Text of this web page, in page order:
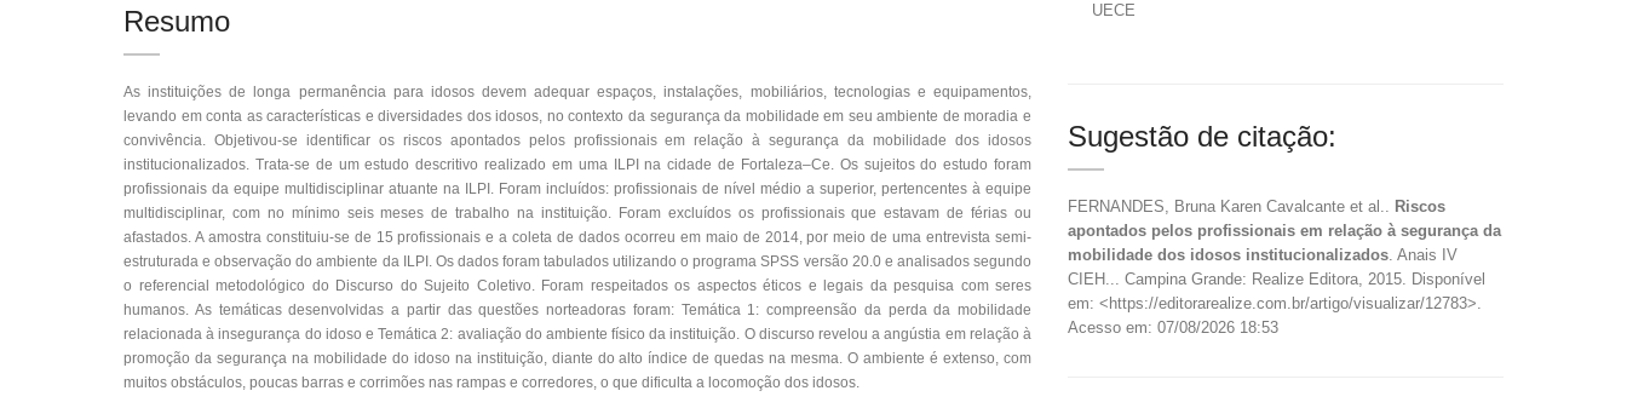
Resumo
As instituições de longa permanência para idosos devem adequar espaços, instalações, mobiliários, tecnologias e equipamentos,
levando em conta as características e diversidades dos idosos, no contexto da segurança da mobilidade em seu ambiente de moradia e
convivência. Objetivou-se identificar os riscos apontados pelos profissionais em relação à segurança da mobilidade dos idosos
institucionalizados. Trata-se de um estudo descritivo realizado em uma ILPI na cidade de Fortaleza–Ce. Os sujeitos do estudo foram
profissionais da equipe multidisciplinar atuante na ILPI. Foram incluídos: profissionais de nível médio a superior, pertencentes à equipe
multidisciplinar, com no mínimo seis meses de trabalho na instituição. Foram excluídos os profissionais que estavam de férias ou
afastados. A amostra constituiu-se de 15 profissionais e a coleta de dados ocorreu em maio de 2014, por meio de uma entrevista semi-
estruturada e observação do ambiente da ILPI. Os dados foram tabulados utilizando o programa SPSS versão 20.0 e analisados segundo
o referencial metodológico do Discurso do Sujeito Coletivo. Foram respeitados os aspectos éticos e legais da pesquisa com seres
humanos. As temáticas desenvolvidas a partir das questões norteadoras foram: Temática 1: compreensão da perda da mobilidade
relacionada à insegurança do idoso e Temática 2: avaliação do ambiente físico da instituição. O discurso revelou a angústia em relação à
promoção da segurança na mobilidade do idoso na instituição, diante do alto índice de quedas na mesma. O ambiente é extenso, com
muitos obstáculos, poucas barras e corrimões nas rampas e corredores, o que dificulta a locomoção dos idosos.
UECE
Sugestão de citação:
FERNANDES, Bruna Karen Cavalcante et al.. Riscos
apontados pelos profissionais em relação à segurança da
mobilidade dos idosos institucionalizados. Anais IV
CIEH... Campina Grande: Realize Editora, 2015. Disponível
em: <https://editorarealize.com.br/artigo/visualizar/12783>.
Acesso em: 07/08/2026 18:53